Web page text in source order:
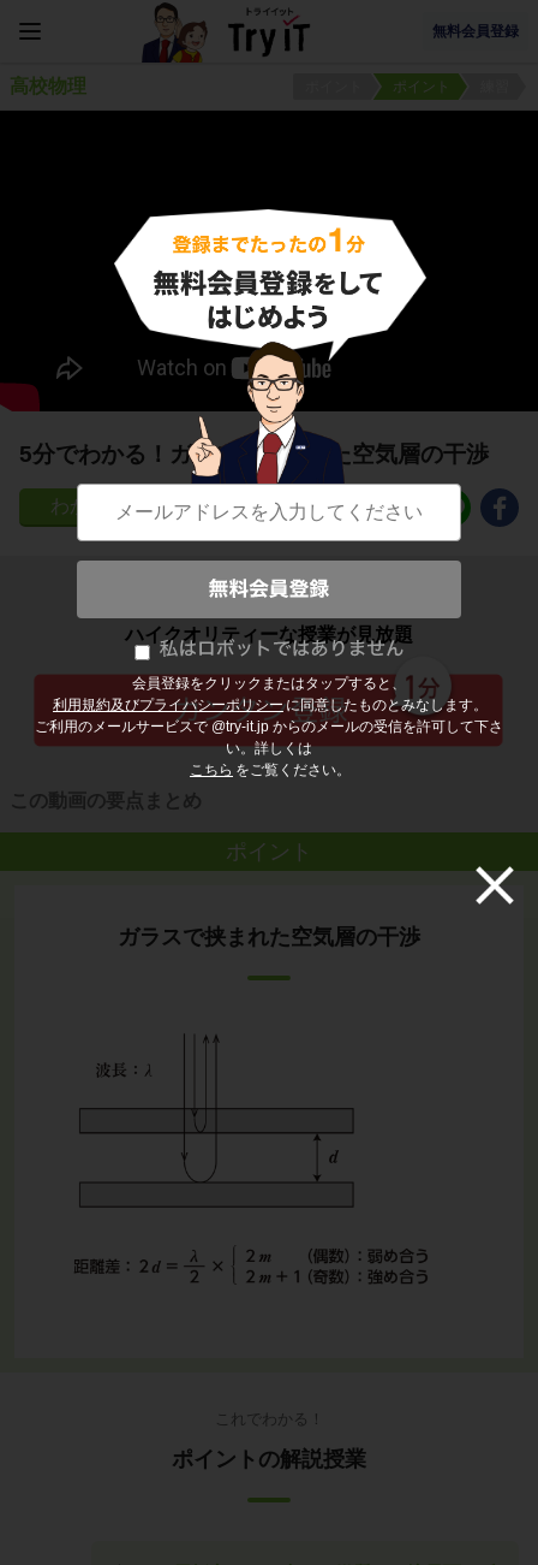
無料会員登録
会員登録をクリックまたはタップすると、
利用規約及びプライバシーポリシー に同意したものとみなします。
ご利用のメールサービスで @try-it.jp からのメールの受信を許可して下さ
い。詳しくは
こちら をご覧ください。
高校物理 ポイント
5分でわかる！ガラスで挟まれた空気層の干渉
23
子どもの勉強から大人の学び直しまで
ハイクオリティーな授業が見放題
この動画の要点まとめ
ポイント
ガラスで挟まれた空気層の干渉
これでわかる！
ポイントの解説授業